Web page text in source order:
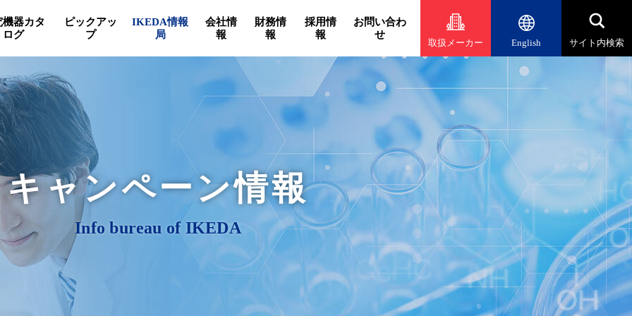
機器カタ
ログ
ピックアッ
プ
IKEDA情報
局
会社情
報
財務情
報
採用情
報
お問い合わ
せ
取扱メーカー English サイト内検索
キャンペーン情報